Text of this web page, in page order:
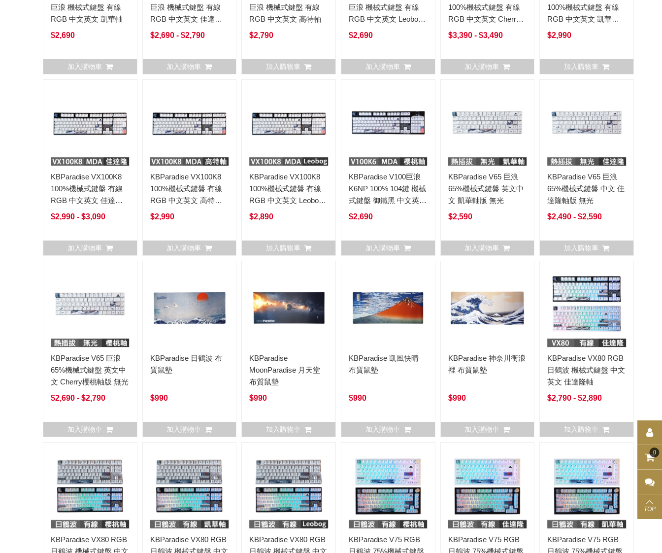
巨浪 機械式鍵盤 有線
RGB 中文英文 凱華軸
$2,690
加入購物車
巨浪 機械式鍵盤 有線
RGB 中文英文 佳達隆
軸
$2,690 - $2,790
加入購物車
巨浪 機械式鍵盤 有線
RGB 中文英文 高特軸
$2,790
加入購物車
巨浪 機械式鍵盤 有線
RGB 中文英文 Leobog
軸
$2,690
加入購物車
100%機械式鍵盤 有線
RGB 中文英文 Cherry
軸 VX100K8MDA
$3,390 - $3,490
加入購物車
100%機械式鍵盤 有線
RGB 中文英文 凱華軸
VX100K8MDA
$2,990
加入購物車
KBParadise VX100K8
100%機械式鍵盤 有線
RGB 中文英文 佳達隆
軸 VX100K8MDA
$2,990 - $3,090
加入購物車
KBParadise VX100K8
100%機械式鍵盤 有線
RGB 中文英文 高特軸
VX100K8MDA
$2,990
加入購物車
KBParadise VX100K8
100%機械式鍵盤 有線
RGB 中文英文 Leobog
軸 VX100K8MDA
$2,890
加入購物車
KBParadise V100巨浪
K6NP 100% 104鍵 機械
式鍵盤 御鐵黑 中文英文
Cherry軸版
$2,690
加入購物車
KBParadise V65 巨浪
65%機械式鍵盤 英文中
文 凱華軸版 無光
$2,590
加入購物車
KBParadise V65 巨浪
65%機械式鍵盤 中文 佳
達隆軸版 無光
$2,490 - $2,590
加入購物車
KBParadise V65 巨浪
65%機械式鍵盤 英文中
文 Cherry櫻桃軸版 無光
$2,690 - $2,790
加入購物車
KBParadise 日鶴波 布
質鼠墊
$990
加入購物車
KBParadise
MoonParadise 月天堂
布質鼠墊
$990
加入購物車
KBParadise 凱風快晴
布質鼠墊
$990
加入購物車
KBParadise 神奈川衝浪
裡 布質鼠墊
$990
加入購物車
KBParadise VX80 RGB
日鶴波 機械式鍵盤 中文
英文 佳達隆軸
$2,790 - $2,890
加入購物車
KBParadise VX80 RGB
日鶴波 機械式鍵盤 中文
KBParadise VX80 RGB
日鶴波 機械式鍵盤 中文
KBParadise VX80 RGB
日鶴波 機械式鍵盤 中文
KBParadise V75 RGB
日鶴波 75%機械式鍵盤
KBParadise V75 RGB
日鶴波 75%機械式鍵盤
KBParadise V75 RGB
日鶴波 75%機械式鍵盤
0
TOP